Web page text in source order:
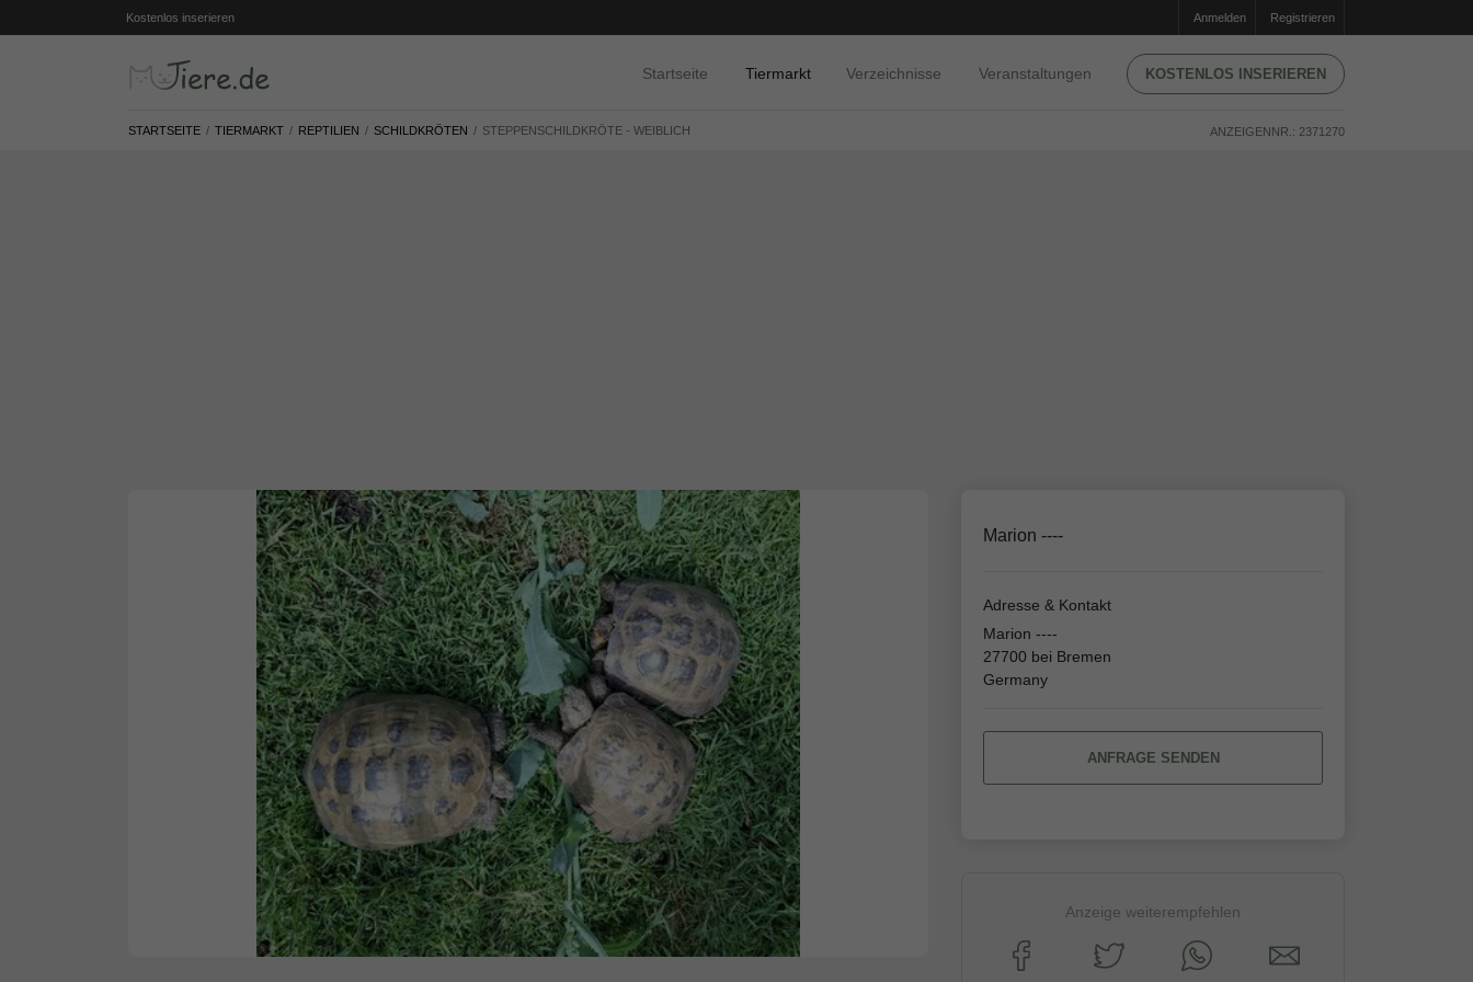
Kostenlos inserieren Anmelden Registrieren
Startseite Tiermarkt Verzeichnisse Veranstaltungen KOSTENLOS INSERIEREN
STARTSEITE TIERMARKT REPTILIEN SCHILDKRÖTEN STEPPENSCHILDKRÖTE - WEIBLICH ANZEIGENNR.: 2371270
Marion ----
Adresse & Kontakt
Marion ----
27700 bei Bremen
Germany
ANFRAGE SENDEN
Anzeige weiterempfehlen